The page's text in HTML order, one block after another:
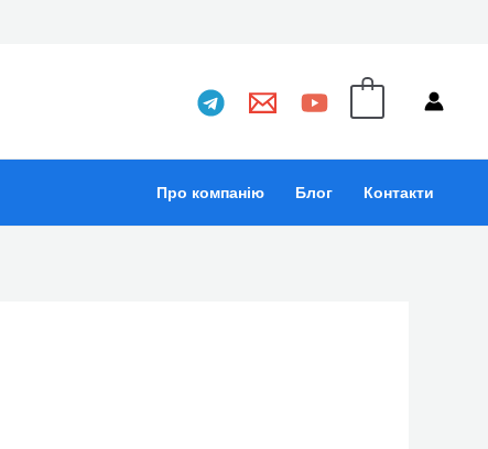
Про компанію Блог Контакти